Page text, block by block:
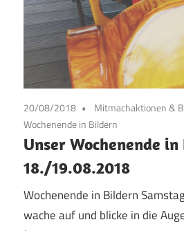
20/08/2018 Mitmachaktionen &
Wochenende in Bildern
Unser Wochenende
18./19.08.2018
Wochenende in Bildern
wache auf und blicke in die